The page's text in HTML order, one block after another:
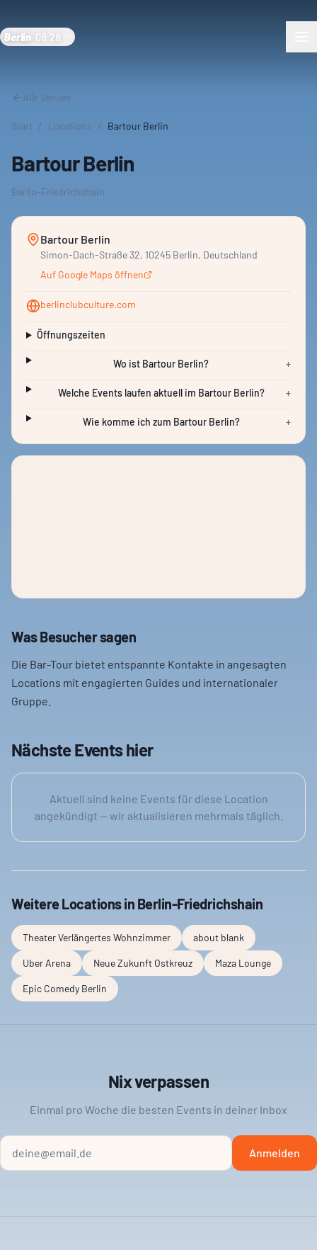
Berlin 08:28
Alle Venues
Start / Locations / Bartour Berlin
Bartour Berlin
Berlin-Friedrichshain
Bartour Berlin
Simon-Dach-Straße 32, 10245 Berlin, Deutschland
Auf Google Maps öffnen
berlinclubculture.com
Öffnungszeiten
Wo ist Bartour Berlin? +
Welche Events laufen aktuell im Bartour Berlin? +
Wie komme ich zum Bartour Berlin? +
Was Besucher sagen
Die Bar-Tour bietet entspannte Kontakte in angesagten
Locations mit engagierten Guides und internationaler
Gruppe.
Nächste Events hier
Aktuell sind keine Events für diese Location
angekündigt — wir aktualisieren mehrmals täglich.
Weitere Locations in Berlin-Friedrichshain
Theater Verlängertes Wohnzimmer about blank
Uber Arena Neue Zukunft Ostkreuz Maza Lounge
Epic Comedy Berlin
Nix verpassen
Einmal pro Woche die besten Events in deiner Inbox
Anmelden